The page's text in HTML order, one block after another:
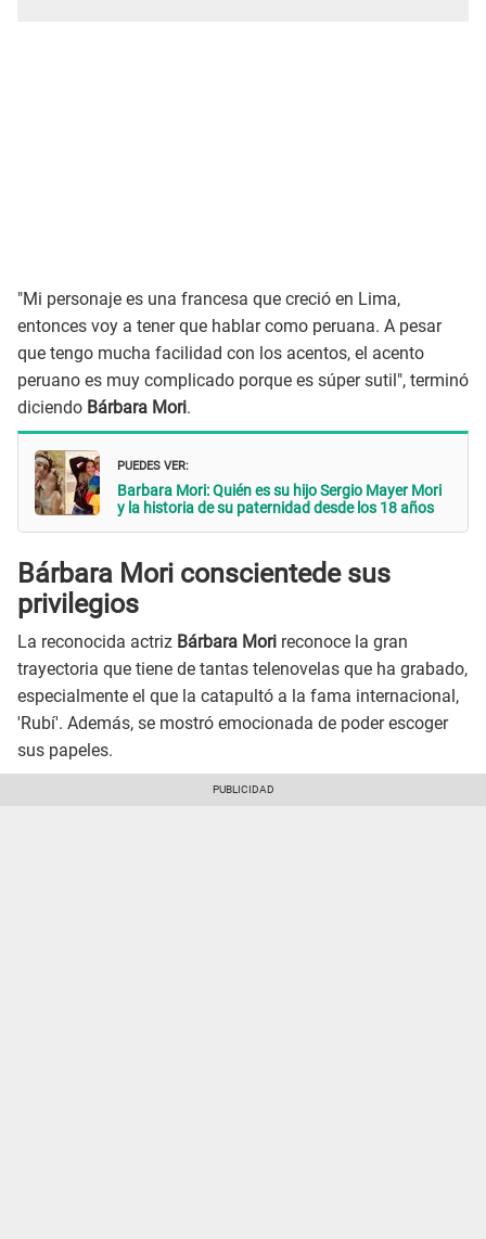
"Mi personaje es una francesa que creció en Lima,
entonces voy a tener que hablar como peruana. A pesar
que tengo mucha facilidad con los acentos, el acento
peruano es muy complicado porque es súper sutil", terminó
diciendo Bárbara Mori.
PUEDES VER:
Barbara Mori: Quién es su hijo Sergio Mayer Mori
y la historia de su paternidad desde los 18 años
Bárbara Mori conscientede sus
privilegios
La reconocida actriz Bárbara Mori reconoce la gran
trayectoria que tiene de tantas telenovelas que ha grabado,
especialmente el que la catapultó a la fama internacional,
'Rubí'. Además, se mostró emocionada de poder escoger
sus papeles.